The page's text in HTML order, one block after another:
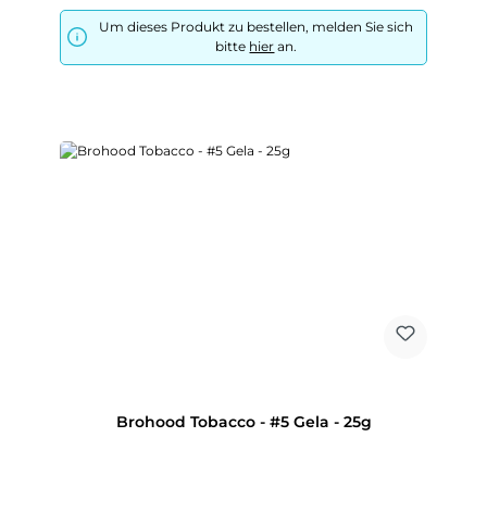
Um dieses Produkt zu bestellen, melden Sie sich
bitte hier an.
Brohood Tobacco - #5 Gela - 25g